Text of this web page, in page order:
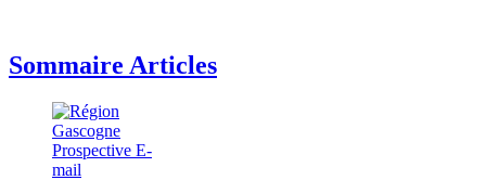
Sommaire Articles